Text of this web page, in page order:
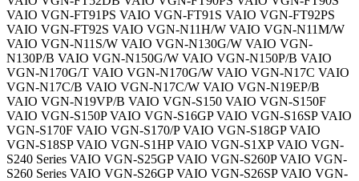
VAIO VGN-FT91PS VAIO VGN-FT91S VAIO VGN-FT92PS
VAIO VGN-FT92S VAIO VGN-N11H/W VAIO VGN-N11M/W
VAIO VGN-N11S/W VAIO VGN-N130G/W VAIO VGN-
N130P/B VAIO VGN-N150G/W VAIO VGN-N150P/B VAIO
VGN-N170G/T VAIO VGN-N170G/W VAIO VGN-N17C VAIO
VGN-N17C/B VAIO VGN-N17C/W VAIO VGN-N19EP/B
VAIO VGN-N19VP/B VAIO VGN-S150 VAIO VGN-S150F
VAIO VGN-S150P VAIO VGN-S16GP VAIO VGN-S16SP VAIO
VGN-S170F VAIO VGN-S170/P VAIO VGN-S18GP VAIO
VGN-S18SP VAIO VGN-S1HP VAIO VGN-S1XP VAIO VGN-
S240 Series VAIO VGN-S25GP VAIO VGN-S260P VAIO VGN-
S260 Series VAIO VGN-S26GP VAIO VGN-S26SP VAIO VGN-